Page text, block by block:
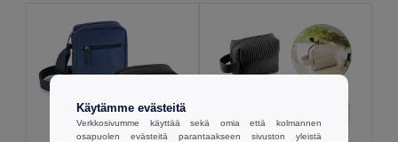
Käytämme evästeitä
Verkkosivumme käyttää sekä omia että kolmannen
osapuolen evästeitä parantaakseen sivuston yleistä